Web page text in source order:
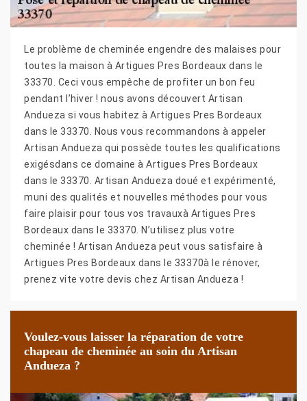
Le problème de cheminée engendre des malaises pour
toutes la maison à Artigues Pres Bordeaux dans le
33370. Ceci vous empêche de profiter un bon feu
pendant l’hiver ! nous avons découvert Artisan
Andueza si vous habitez à Artigues Pres Bordeaux
dans le 33370. Nous vous recommandons à appeler
Artisan Andueza qui possède toutes les qualifications
exigésdans ce domaine à Artigues Pres Bordeaux
dans le 33370. Artisan Andueza doué et expérimenté,
muni des qualités et nouvelles méthodes pour vous
faire plaisir pour tous vos travauxà Artigues Pres
Bordeaux dans le 33370. N’utilisez plus votre
cheminée ! Artisan Andueza peut vous satisfaire à
Artigues Pres Bordeaux dans le 33370à le rénover,
prenez vite votre devis chez Artisan Andueza !
Voulez-vous laisser la réparation de votre
chapeau de cheminée au soin du Artisan
Andueza ?